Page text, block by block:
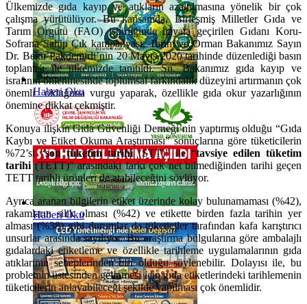
Haberi Oku
Haberi Oku
Ülkemizde gıda kayıp ve atıkların azaltılmasına yönelik bir çok
çalışma yürütülüyor. Bu kapsamda, Birleşmiş Milletler Gıda ve
Tarım Örgütü (FAO) işbirliğinde hayata geçirilen Gıdanı Koru-
Sofrana Sahip Çık kampanyası, Tarım ve Orman Bakanımız Sayın
Dr. Bekir Pakdemirli’nin 20 Mayıs 2020 tarihinde düzenlediği basın
toplantısı ile ülkemizde tanıtıldı. Sn. Bakanımız gıda kayıp ve
israfının önlenmesinde toplumsal farkındalık düzeyini artırmanın çok
önemli olduğuna vurgu yaparak, özellikle gıda okur yazarlığının
önemine dikkat çekmiştir.
Konuya ilişkin Gıda Güvenliği Derneği’nin yaptırmış olduğu “Gıda
Kaybı ve Etiket Okuma Araştırması” sonuçlarına göre tüketicilerin
%72’si “son tüketim tarihi(STT)” ile “tavsiye edilen tüketim
tarihi(TETT)” arasındaki farkı çok net bilmediğinden tarihi geçen
TETT tarihli ürünleri de atabileceğini söylüyor.
Ayrıca aranan bilgilerin etiket üzerinde kolay bulunamaması (%42),
rakamların silik olması (%42) ve etikette birden fazla tarihin yer
alması (%38) gibi durumlar da tüketiciler tarafından kafa karıştırıcı
unsurlar arasında sayılıyor. Bu araştırma bulgularına göre ambalajlı
gıdalardaki etiketleme ve özellikle tarihleme uygulamalarının gıda
atıklarının sebeplerinden biri olduğu söylenebilir. Dolayısı ile, bu
problemin üstesinden gelinmesi için gıda etiketlerindeki tarihlemenin
tüketicilerin anlayabileceği şekilde yapılması çok önemlidir.